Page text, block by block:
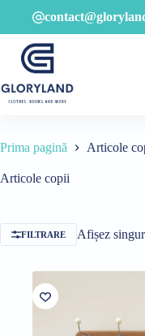
conținut
Prima pagină Articole
Articole copii
FILTRARE Afișez